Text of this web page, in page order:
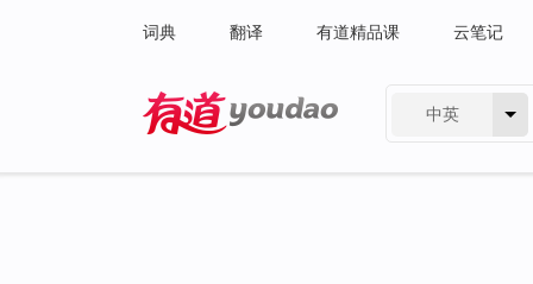
词典 翻译 有道精品课 云笔记
中英